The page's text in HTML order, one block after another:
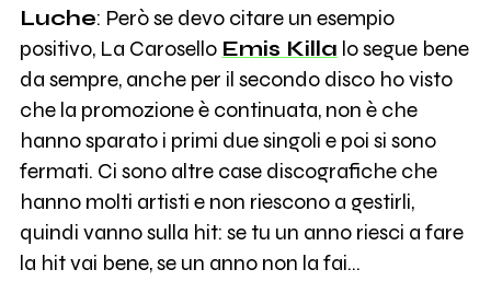
Luche: Però se devo citare un esempio
positivo, La Carosello Emis Killa lo segue bene
da sempre, anche per il secondo disco ho visto
che la promozione è continuata, non è che
hanno sparato i primi due singoli e poi si sono
fermati. Ci sono altre case discografiche che
hanno molti artisti e non riescono a gestirli,
quindi vanno sulla hit: se tu un anno riesci a fare
la hit vai bene, se un anno non la fai…